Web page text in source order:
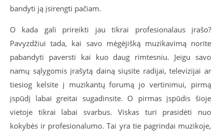
bandyti ją įsirengti pačiam.
O kada gali prireikti jau tikrai profesionalaus įrašo?
Pavyzdžiui tada, kai savo mėgėjišką muzikavimą norite
pabandyti paversti kai kuo daug rimtesniu. Jeigu savo
namų sąlygomis įrašytą dainą siųsite radijai, televizijai ar
tiesiog kelsite į muzikantų forumą jo vertinimui, pirmą
įspūdį labai greitai sugadinsite. O pirmas įspūdis šioje
vietoje tikrai labai svarbus. Viskas turi prasidėti nuo
kokybės ir profesionalumo. Tai yra tie pagrindai muzikoje,